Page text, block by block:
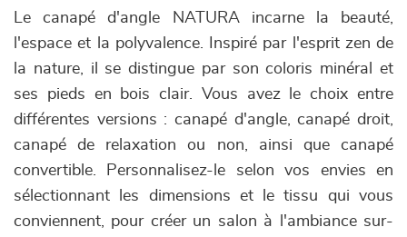
Le canapé d'angle NATURA incarne la beauté,
l'espace et la polyvalence. Inspiré par l'esprit zen de
la nature, il se distingue par son coloris minéral et
ses pieds en bois clair. Vous avez le choix entre
différentes versions : canapé d'angle, canapé droit,
canapé de relaxation ou non, ainsi que canapé
convertible. Personnalisez-le selon vos envies en
sélectionnant les dimensions et le tissu qui vous
conviennent, pour créer un salon à l'ambiance sur-